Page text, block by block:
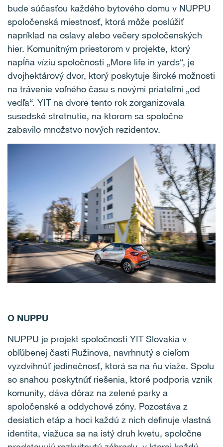
bude súčasťou každého bytového domu v NUPPU
spoločenská miestnosť, ktorá môže poslúžiť
napríklad na oslavy alebo večery spoločenských
hier. Komunitným priestorom v projekte, ktorý
napĺňa víziu spoločnosti „More life in yards“, je
dvojhektárový dvor, ktorý poskytuje široké možnosti
na trávenie voľného času s novými priateľmi „od
vedľa“. YIT na dvore tento rok zorganizovala
susedské stretnutie, na ktorom sa spoločne
zabavilo množstvo nových rezidentov.
O NUPPU
NUPPU je projekt spoločnosti YIT Slovakia v
obľúbenej časti Ružinova, navrhnutý s cieľom
vyzdvihnúť jedinečnosť, ktorá sa na ňu viaže. Spolu
so snahou poskytnúť riešenia, ktoré podporia vznik
komunity, dáva dôraz na zelené parky a
spoločenské a oddychové zóny. Pozostáva z
desiatich etáp a hoci každú z nich definuje vlastná
identita, viažuca sa na istý druh kvetu, spoločne